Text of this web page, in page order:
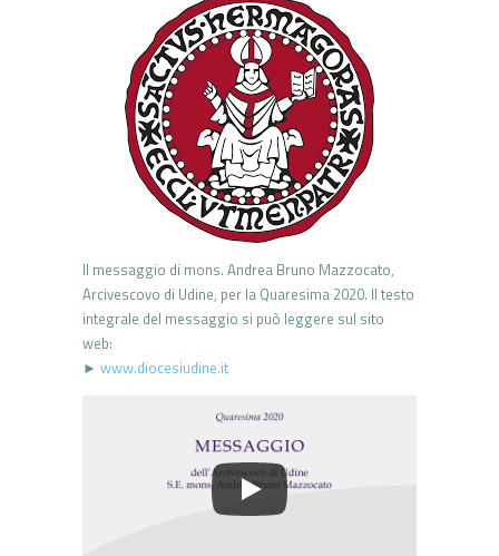
Il messaggio di mons. Andrea Bruno Mazzocato,
Arcivescovo di Udine, per la Quaresima 2020. Il testo
integrale del messaggio si può leggere sul sito
web:
► www.diocesiudine.it